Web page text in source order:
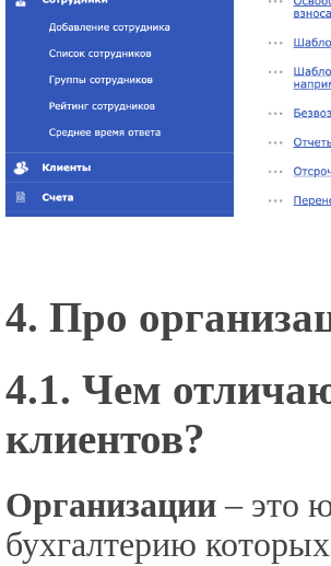
4. Про
4.1. Чем
клиентов?
Организации– это
бухгалтерию